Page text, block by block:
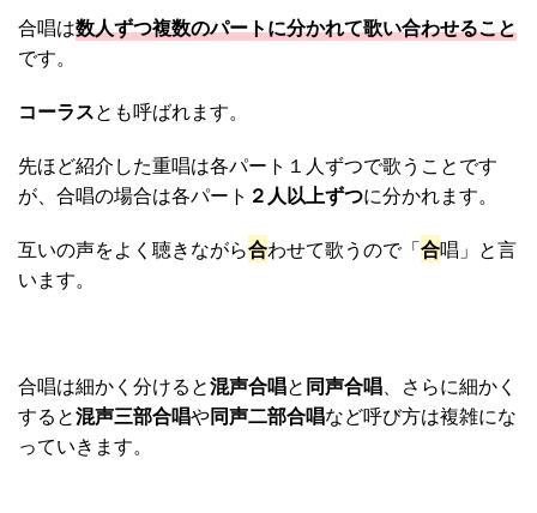
合唱は数人ずつ複数のパートに分かれて歌い合わせること
です。
コーラスとも呼ばれます。
先ほど紹介した重唱は各パート１人ずつで歌うことです
が、合唱の場合は各パート ２人以上ずつに分かれます。
互いの声をよく聴きながら合わせて歌うので「合唱」と言
います。
合唱は細かく分けると混声合唱と同声合唱、さらに細かく
すると混声三部合唱や同声二部合唱など呼び方は複雑にな
っていきます。